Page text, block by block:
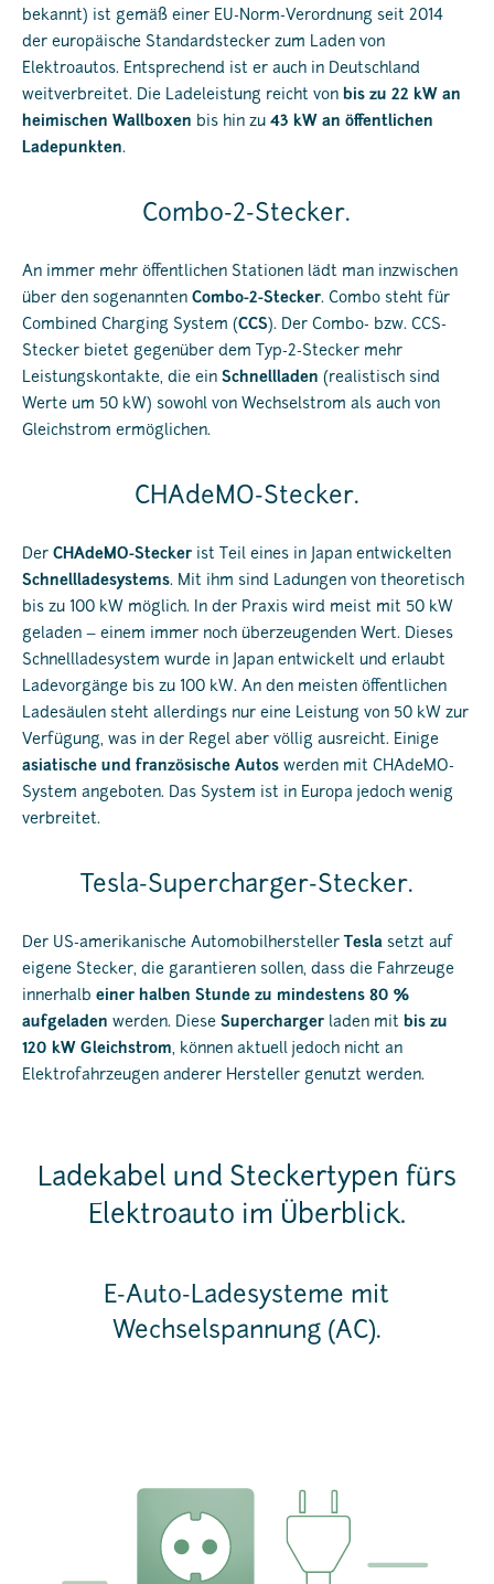
bekannt) ist gemäß einer EU-Norm-Verordnung seit 2014
der europäische Standardstecker zum Laden von
Elektroautos. Entsprechend ist er auch in Deutschland
weitverbreitet. Die Ladeleistung reicht von bis zu 22 kW an
heimischen Wallboxen bis hin zu 43 kW an öffentlichen
Ladepunkten.
Combo-2-Stecker.
An immer mehr öffentlichen Stationen lädt man inzwischen
über den sogenannten Combo-2-Stecker. Combo steht für
Combined Charging System (CCS). Der Combo- bzw. CCS-
Stecker bietet gegenüber dem Typ-2-Stecker mehr
Leistungskontakte, die ein Schnellladen (realistisch sind
Werte um 50 kW) sowohl von Wechselstrom als auch von
Gleichstrom ermöglichen.
CHAdeMO-Stecker.
Der CHAdeMO-Stecker ist Teil eines in Japan entwickelten
Schnellladesystems. Mit ihm sind Ladungen von theoretisch
bis zu 100 kW möglich. In der Praxis wird meist mit 50 kW
geladen – einem immer noch überzeugenden Wert. Dieses
Schnellladesystem wurde in Japan entwickelt und erlaubt
Ladevorgänge bis zu 100 kW. An den meisten öffentlichen
Ladesäulen steht allerdings nur eine Leistung von 50 kW zur
Verfügung, was in der Regel aber völlig ausreicht. Einige
asiatische und französische Autos werden mit CHAdeMO-
System angeboten. Das System ist in Europa jedoch wenig
verbreitet.
Tesla-Supercharger-Stecker.
Der US-amerikanische Automobilhersteller Tesla setzt auf
eigene Stecker, die garantieren sollen, dass die Fahrzeuge
innerhalb einer halben Stunde zu mindestens 80 %
aufgeladen werden. Diese Supercharger laden mit bis zu
120 kW Gleichstrom, können aktuell jedoch nicht an
Elektrofahrzeugen anderer Hersteller genutzt werden.
Ladekabel und Steckertypen fürs
Elektroauto im Überblick.
E-Auto-Ladesysteme mit
Wechselspannung (AC).